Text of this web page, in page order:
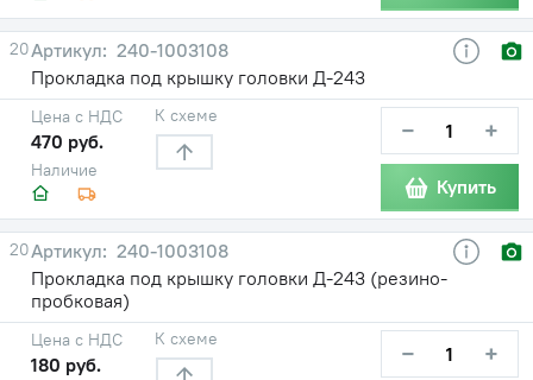
20
240-1003108
Прокладка под крышку головки Д-243
Наличие
Цена с НДС
470 руб.
К схеме − +
Купить
20
240-1003108
Прокладка под крышку головки Д-243 (резино-
пробковая)
Цена с НДС
180 руб.
К схеме − +